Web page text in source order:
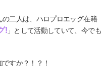
の二人は、ハロプロエッグ在籍
!」として活動していて、今でも
すか？！？！